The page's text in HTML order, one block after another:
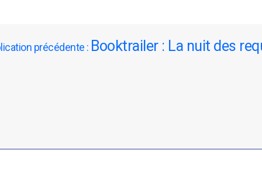
précédente : Booktrailer : La nuit des